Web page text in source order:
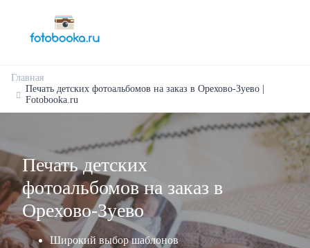
Главная
Печать детских фотоальбомов на заказ в Орехово-Зуево |
Fotobooka.ru
Печать детских
фотоальбомов на заказ в
Орехово-Зуево
Широкий выбор шаблонов